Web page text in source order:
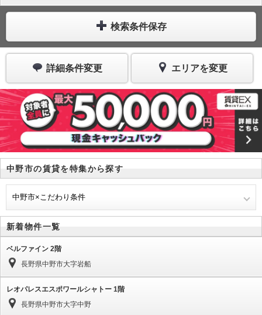
検索条件保存
詳細条件変更 エリアを変更
中野市の賃貸を特集から探す
中野市×こだわり条件
新着物件一覧
ベルファイン 2階
長野県中野市大字岩船
レオパレスエスポワールシャトー 1階
長野県中野市大字中野